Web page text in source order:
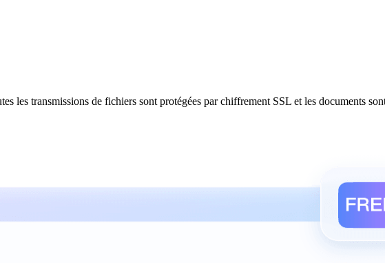
les transmissions de fichiers sont protégées par chiffrement SSL et les documents